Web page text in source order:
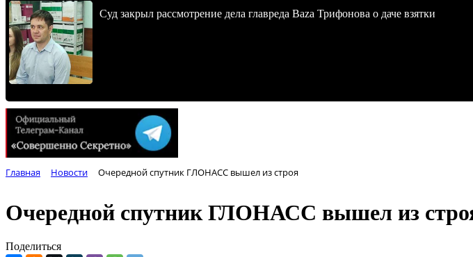
Суд закрыл рассмотрение дела главреда Baza Трифонова о даче взятки
Главная Новости Очередной спутник ГЛОНАСС вышел из строя
Очередной спутник ГЛОНАСС вышел из
Поделиться